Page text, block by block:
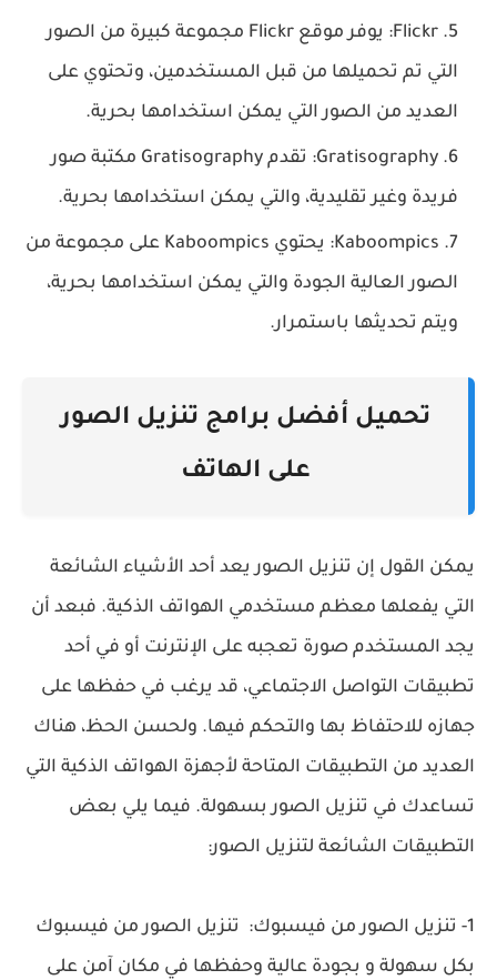
Flickr: يوفر موقع Flickr مجموعة كبيرة من الصور
التي تم تحميلها من قبل المستخدمين، وتحتوي على
العديد من الصور التي يمكن استخدامها بحرية.
Gratisography: تقدم Gratisography مكتبة صور
فريدة وغير تقليدية، والتي يمكن استخدامها بحرية.
Kaboompics: يحتوي Kaboompics على مجموعة من
الصور العالية الجودة والتي يمكن استخدامها بحرية،
ويتم تحديثها باستمرار.
تحميل أفضل برامج تنزيل الصور
على الهاتف
يمكن القول إن تنزيل الصور يعد أحد الأشياء الشائعة
التي يفعلها معظم مستخدمي الهواتف الذكية. فبعد أن
يجد المستخدم صورة تعجبه على الإنترنت أو في أحد
تطبيقات التواصل الاجتماعي، قد يرغب في حفظها على
جهازه للاحتفاظ بها والتحكم فيها. ولحسن الحظ، هناك
العديد من التطبيقات المتاحة لأجهزة الهواتف الذكية التي
تساعدك في تنزيل الصور بسهولة. فيما يلي بعض
التطبيقات الشائعة لتنزيل الصور:
1- تنزيل الصور من فيسبوك: تنزيل الصور من فيسبوك
بكل سهولة و بجودة عالية وحفظها في مكان آمن على